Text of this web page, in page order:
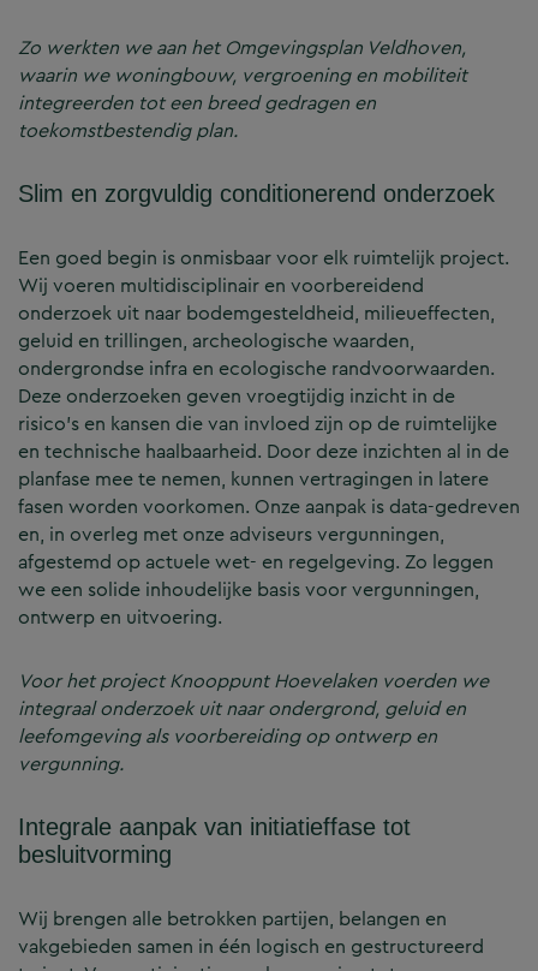
Zo werkten we aan het Omgevingsplan Veldhoven,
waarin we woningbouw, vergroening en mobiliteit
integreerden tot een breed gedragen en
toekomstbestendig plan.
Slim en zorgvuldig conditionerend onderzoek
Een goed begin is onmisbaar voor elk ruimtelijk project.
Wij voeren multidisciplinair en voorbereidend
onderzoek uit naar bodemgesteldheid, milieueffecten,
geluid en trillingen, archeologische waarden,
ondergrondse infra en ecologische randvoorwaarden.
Deze onderzoeken geven vroegtijdig inzicht in de
risico’s en kansen die van invloed zijn op de ruimtelijke
en technische haalbaarheid. Door deze inzichten al in de
planfase mee te nemen, kunnen vertragingen in latere
fasen worden voorkomen. Onze aanpak is data-gedreven
en, in overleg met onze adviseurs vergunningen,
afgestemd op actuele wet- en regelgeving. Zo leggen
we een solide inhoudelijke basis voor vergunningen,
ontwerp en uitvoering.
Voor het project Knooppunt Hoevelaken voerden we
integraal onderzoek uit naar ondergrond, geluid en
leefomgeving als voorbereiding op ontwerp en
vergunning.
Integrale aanpak van initiatieffase tot
besluitvorming
Wij brengen alle betrokken partijen, belangen en
vakgebieden samen in één logisch en gestructureerd